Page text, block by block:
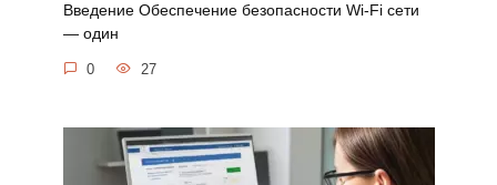
Введение Обеспечение безопасности Wi-Fi сети
— один
0 27